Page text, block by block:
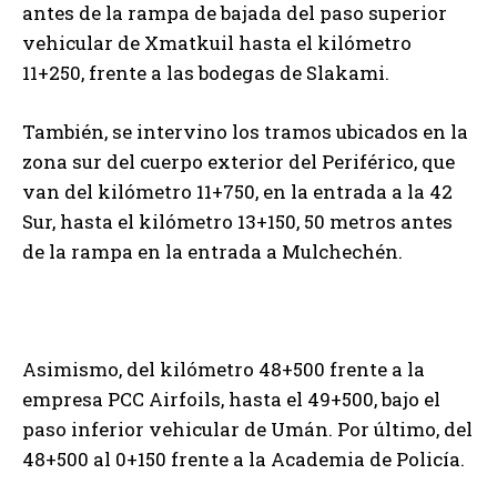
antes de la rampa de bajada del paso superior
vehicular de Xmatkuil hasta el kilómetro
11+250, frente a las bodegas de Slakami.
También, se intervino los tramos ubicados en la
zona sur del cuerpo exterior del Periférico, que
van del kilómetro 11+750, en la entrada a la 42
Sur, hasta el kilómetro 13+150, 50 metros antes
de la rampa en la entrada a Mulchechén.
Asimismo, del kilómetro 48+500 frente a la
empresa PCC Airfoils, hasta el 49+500, bajo el
paso inferior vehicular de Umán. Por último, del
48+500 al 0+150 frente a la Academia de Policía.